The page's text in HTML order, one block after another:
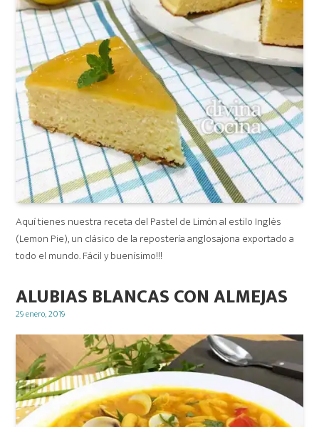
Aquí tienes nuestra receta del Pastel de Limón al estilo Inglés
(Lemon Pie), un clásico de la repostería anglosajona exportado a
todo el mundo. Fácil y buenísimo!!!
ALUBIAS BLANCAS CON ALMEJAS
Posted
29 enero, 2019